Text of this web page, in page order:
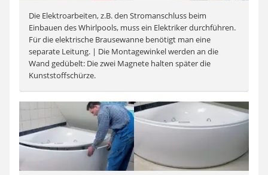
Die Elektroarbeiten, z.B. den Stromanschluss beim
Einbauen des Whirlpools, muss ein Elektriker durchführen.
Für die elektrische Brausewanne benötigt man eine
separate Leitung. | Die Montagewinkel werden an die
Wand gedübelt: Die zwei Magnete halten später die
Kunststoffschürze.